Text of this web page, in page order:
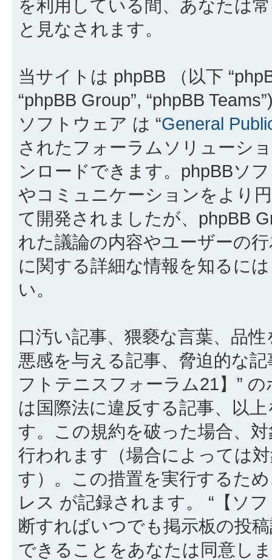
を利用している間、あなたは
と見なされます。
当サイトは phpBB （以下
“phpBB Group”, “phpBB
ソフトウェア は “General
されたフォーラムソリューシ
ンロードできます。phpBBソ
やコミュニケーションをより
て開発されましたが、phpBB
れた議論の内容やユーザーの
に関する詳細な情報を知るに
い。
口汚い記事、猥褻な言葉、品
悪感を与える記事、脅迫的な
フトテニスフォーラム21】”
は国際法に違反する記事、以
す。この規約を破った場合、
行われます（場合によっては
す）。この措置を実行するた
レス が記録されます。 “【ソ
断すればいつでも掲示板の投
できることをあなたは同意し